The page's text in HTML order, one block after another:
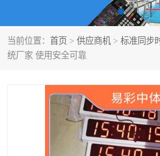
当前位置： 首页 > 供应商机 > 标准同步
统厂家 使用安全可靠
计时计分及成绩处理系统
体育场馆影像采集回放系